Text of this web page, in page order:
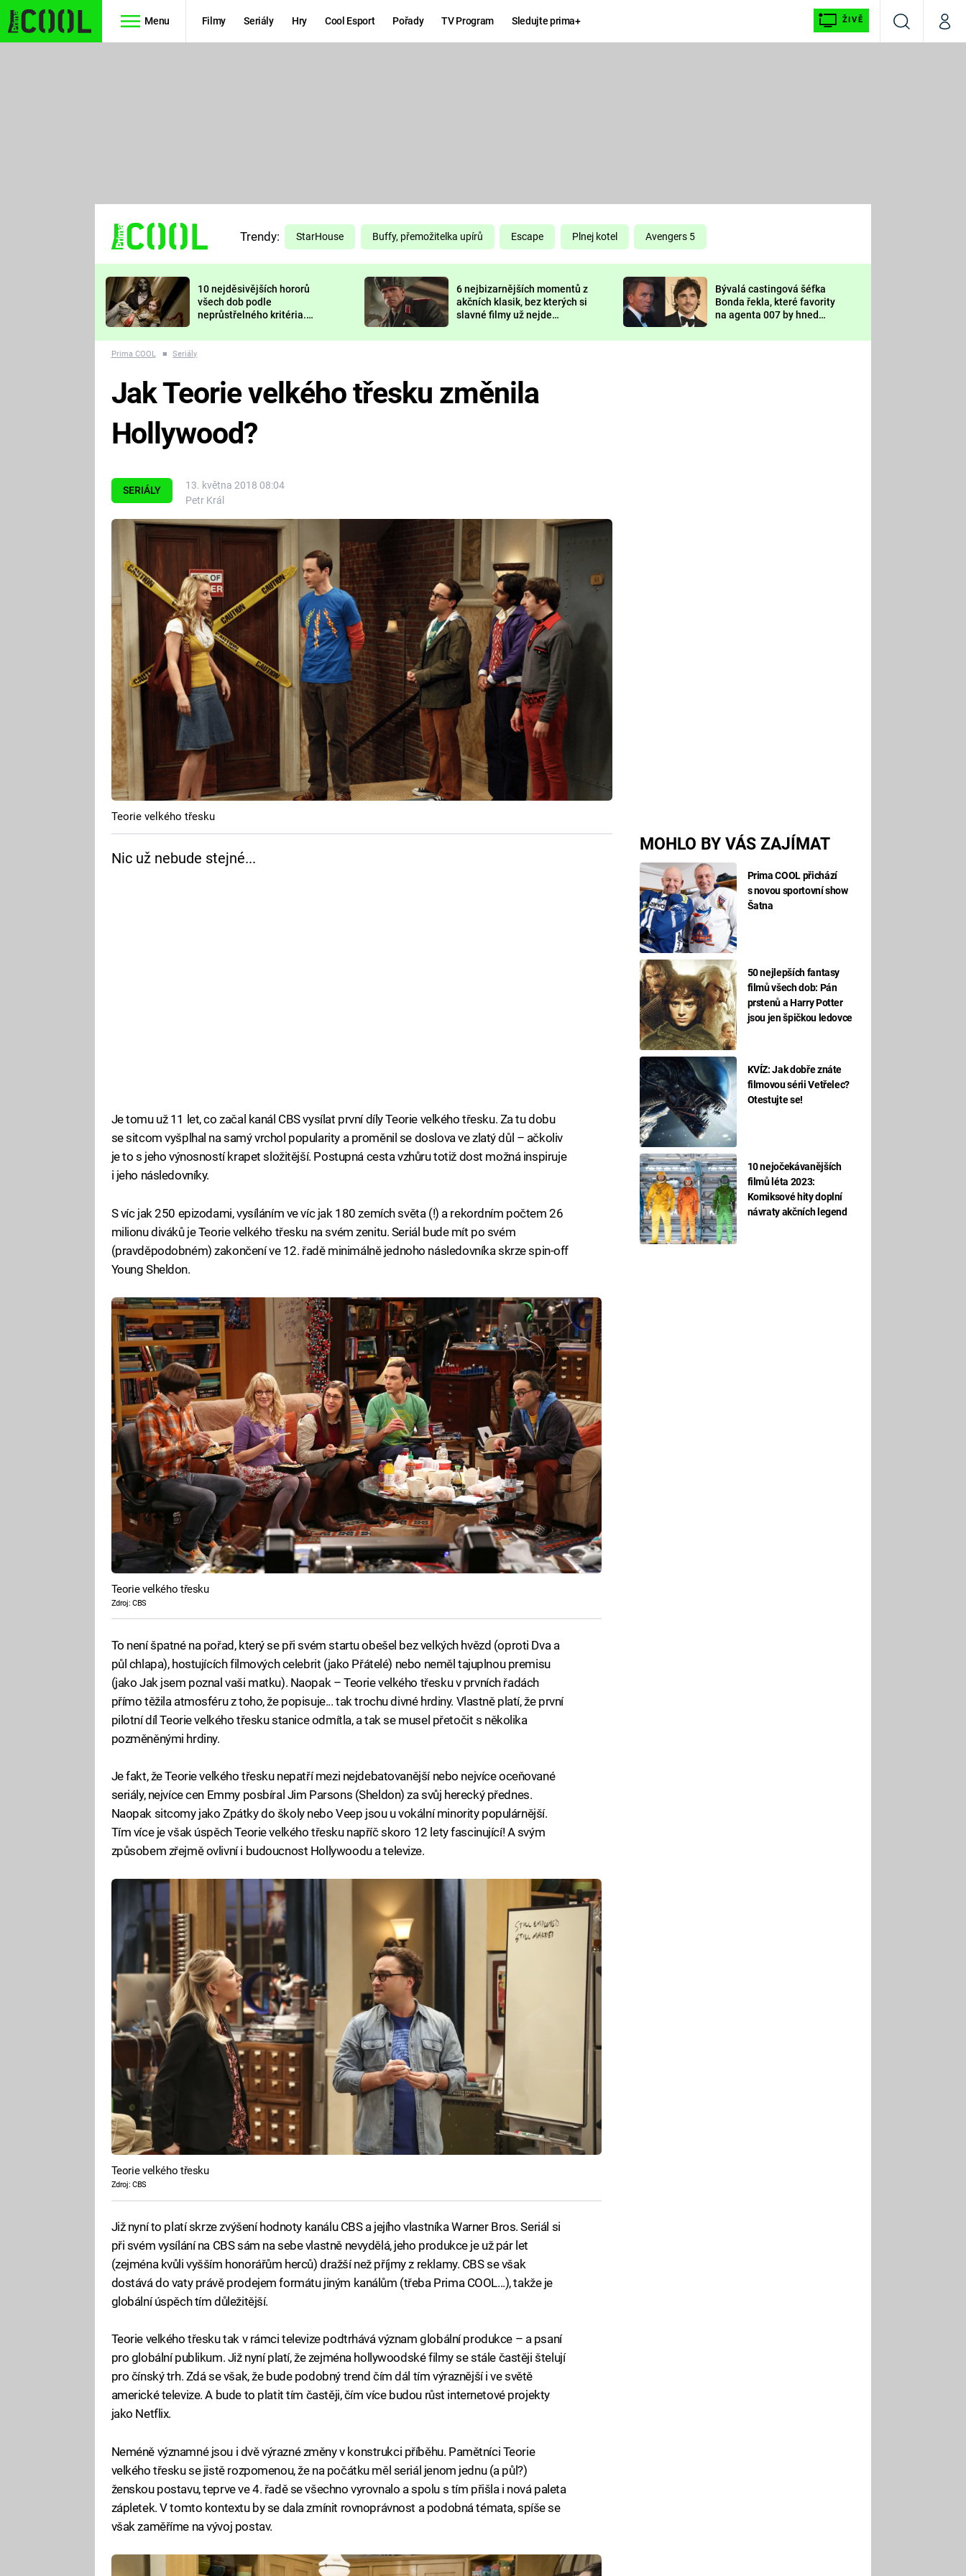
Menu Filmy Seriály Hry Cool Esport Pořady TV Program Sledujte prima+ ŽIVĚ
VyhledáváníMůj
TŘESKU
FUTURAMA
PREDÁTOR
DELIVERANCE
KOMEDIE
CHUCK
NORRIS
DEADPOOL
Prima LAJK
Sledujte nás
Trendy: StarHouse Buffy, přemožitelka upírů Escape Plnej kotel Avengers 5
10 nejděsivějších hororů
všech dob podle
neprůstřelného kritéria.
nejvíc zvednou tep?
6 nejbizarnějších momentů z
akčních klasik, bez kterých si
slavné filmy už nejde
Bývalá castingová šéfka
Bonda řekla, které favority
na agenta 007 by hned
Prima COOL ■ Seriály
SERIÁLY
13. května 2018 08:04
Petr Král
MOHLO BY VÁS ZAJÍMAT
Prima COOL přichází
s novou sportovní show
Šatna
50 nejlepších fantasy
filmů všech dob: Pán
prstenů a Harry Potter
jsou jen špičkou ledovce
KVÍZ: Jak dobře znáte
filmovou sérii Vetřelec?
Otestujte se!
10 nejočekávanějších
filmů léta 2023:
Komiksové hity doplní
návraty akčních legend
Jak Teorie velkého třesku změnila
Hollywood?
Teorie velkého třesku
Nic už nebude stejné...
Je tomu už 11 let, co začal kanál CBS vysílat první díly Teorie velkého třesku. Za tu dobu
se sitcom vyšplhal na samý vrchol popularity a proměnil se doslova ve zlatý důl – ačkoliv
je to s jeho výnosností krapet složitější. Postupná cesta vzhůru totiž dost možná inspiruje
i jeho následovníky.
S víc jak 250 epizodami, vysíláním ve víc jak 180 zemích světa (!) a rekordním počtem 26
milionu diváků je Teorie velkého třesku na svém zenitu. Seriál bude mít po svém
(pravděpodobném) zakončení ve 12. řadě minimálně jednoho následovníka skrze spin-off
Young Sheldon.
Teorie velkého třesku
Zdroj: CBS
To není špatné na pořad, který se při svém startu obešel bez velkých hvězd (oproti Dva a
půl chlapa), hostujících filmových celebrit (jako Přátelé) nebo neměl tajuplnou premisu
(jako Jak jsem poznal vaši matku). Naopak – Teorie velkého třesku v prvních řadách
přímo těžila atmosféru z toho, že popisuje... tak trochu divné hrdiny. Vlastně platí, že první
pilotní díl Teorie velkého třesku stanice odmítla, a tak se musel přetočit s několika
pozměněnými hrdiny.
Je fakt, že Teorie velkého třesku nepatří mezi nejdebatovanější nebo nejvíce oceňované
seriály, nejvíce cen Emmy posbíral Jim Parsons (Sheldon) za svůj herecký přednes.
Naopak sitcomy jako Zpátky do školy nebo Veep jsou u vokální minority populárnější.
Tím více je však úspěch Teorie velkého třesku napříč skoro 12 lety fascinující! A svým
způsobem zřejmě ovlivní i budoucnost Hollywoodu a televize.
Teorie velkého třesku
Zdroj: CBS
Již nyní to platí skrze zvýšení hodnoty kanálu CBS a jejího vlastníka Warner Bros. Seriál si
při svém vysílání na CBS sám na sebe vlastně nevydělá, jeho produkce je už pár let
(zejména kvůli vyšším honorářům herců) dražší než příjmy z reklamy. CBS se však
dostává do vaty právě prodejem formátu jiným kanálům (třeba Prima COOL...), takže je
globální úspěch tím důležitější.
Teorie velkého třesku tak v rámci televize podtrhává význam globální produkce – a psaní
pro globální publikum. Již nyní platí, že zejména hollywoodské filmy se stále častěji štelují
pro čínský trh. Zdá se však, že bude podobný trend čím dál tím výraznější i ve světě
americké televize. A bude to platit tím častěji, čím více budou růst internetové projekty
jako Netflix.
Neméně významné jsou i dvě výrazné změny v konstrukci příběhu. Pamětníci Teorie
velkého třesku se jistě rozpomenou, že na počátku měl seriál jenom jednu (a půl?)
ženskou postavu, teprve ve 4. řadě se všechno vyrovnalo a spolu s tím přišla i nová paleta
zápletek. V tomto kontextu by se dala zmínit rovnoprávnost a podobná témata, spíše se
však zaměříme na vývoj postav.